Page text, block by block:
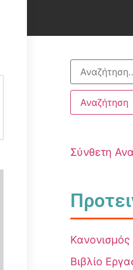
Σύνθετη
Κανονισμός
Βιβλίο